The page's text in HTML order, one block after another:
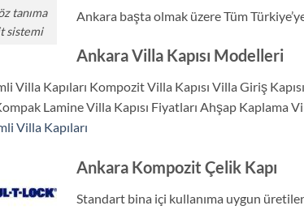
tanıma
sistemi
Ankara başta olmak üzere Tüm
Ankara Villa Kapısı Modelleri
Villa Kapıları Kompozit Villa Kapısı Villa Giriş
Lamine Villa Kapısı Fiyatları Ahşap Kaplama
Villa Kapıları
Ankara Kompozit Çelik Kapı
Standart bina içi kullanıma uygun